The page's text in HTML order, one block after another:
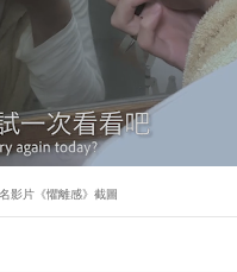
影片《懼離感》截圖